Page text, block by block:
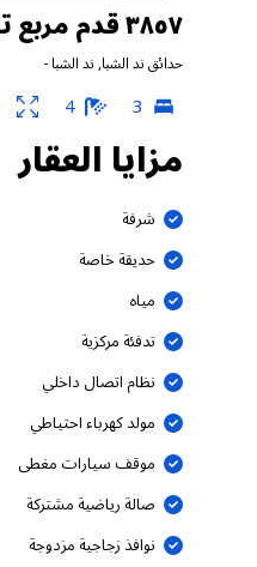
٣٨٥٧ قدم مربع تاون هاوس لـ للايجار في حدائق ند الشبا ، ند الشبا
حدائق ند الشبا,ند الشبا-
3
4
مزايا العقار
شرفة
حديقة خاصة
مياه
تدفئة مركزية
نظام اتصال داخلي
مولد كهرباء احتياطي
موقف سيارات مغطى
صالة رياضية مشتركة
نوافذ زجاجية مزدوجة